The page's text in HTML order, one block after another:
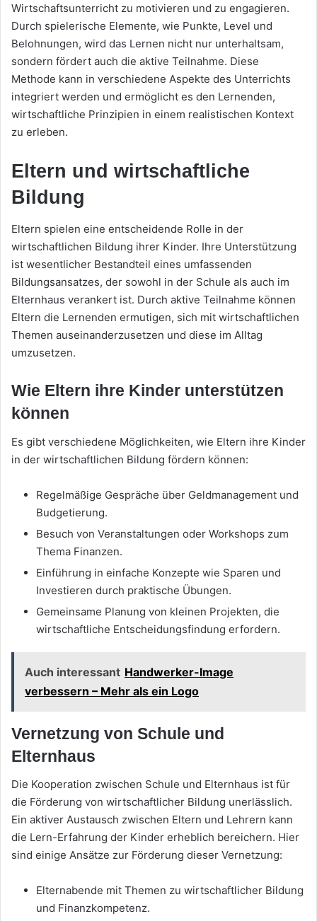
Wirtschaftsunterricht zu motivieren und zu engagieren.
Durch spielerische Elemente, wie Punkte, Level und
Belohnungen, wird das Lernen nicht nur unterhaltsam,
sondern fördert auch die aktive Teilnahme. Diese
Methode kann in verschiedene Aspekte des Unterrichts
integriert werden und ermöglicht es den Lernenden,
wirtschaftliche Prinzipien in einem realistischen Kontext
zu erleben.
Eltern und wirtschaftliche
Bildung
Eltern spielen eine entscheidende Rolle in der
wirtschaftlichen Bildung ihrer Kinder. Ihre Unterstützung
ist wesentlicher Bestandteil eines umfassenden
Bildungsansatzes, der sowohl in der Schule als auch im
Elternhaus verankert ist. Durch aktive Teilnahme können
Eltern die Lernenden ermutigen, sich mit wirtschaftlichen
Themen auseinanderzusetzen und diese im Alltag
umzusetzen.
Wie Eltern ihre Kinder unterstützen
können
Es gibt verschiedene Möglichkeiten, wie Eltern ihre Kinder
in der wirtschaftlichen Bildung fördern können:
Regelmäßige Gespräche über Geldmanagement und
Budgetierung.
Besuch von Veranstaltungen oder Workshops zum
Thema Finanzen.
Einführung in einfache Konzepte wie Sparen und
Investieren durch praktische Übungen.
Gemeinsame Planung von kleinen Projekten, die
wirtschaftliche Entscheidungsfindung erfordern.
Auch interessant Handwerker-Image
verbessern – Mehr als ein Logo
Vernetzung von Schule und
Elternhaus
Die Kooperation zwischen Schule und Elternhaus ist für
die Förderung von wirtschaftlicher Bildung unerlässlich.
Ein aktiver Austausch zwischen Eltern und Lehrern kann
die Lern-Erfahrung der Kinder erheblich bereichern. Hier
sind einige Ansätze zur Förderung dieser Vernetzung:
Elternabende mit Themen zu wirtschaftlicher Bildung
und Finanzkompetenz.